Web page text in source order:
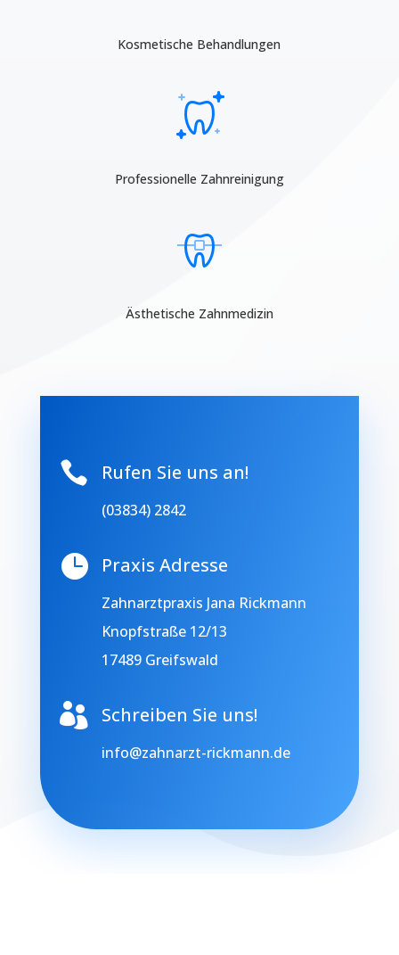
Kosmetische Behandlungen
Professionelle Zahnreinigung
Ästhetische Zahnmedizin
 Rufen Sie uns an!
(03834) 2842
 Praxis Adresse
Zahnarztpraxis Jana Rickmann
Knopfstraße 12/13
17489 Greifswald
 Schreiben Sie uns!
info@zahnarzt-rickmann.de